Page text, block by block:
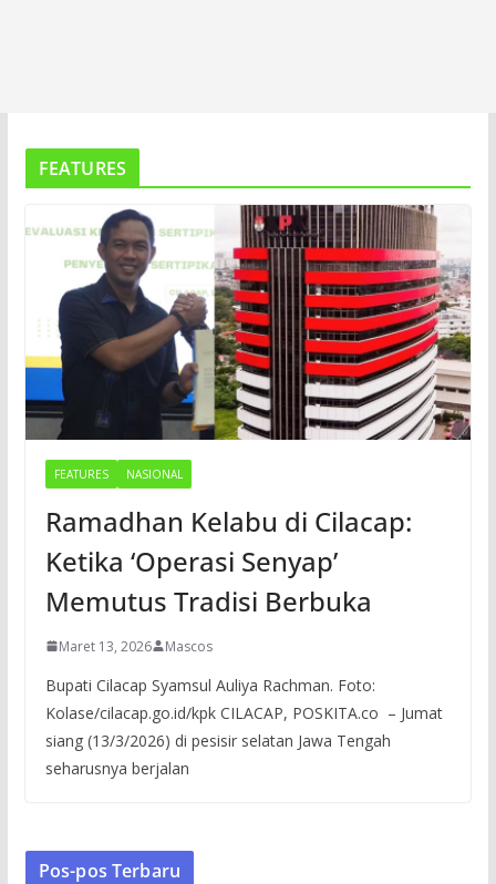
FEATURES
FEATURES NASIONAL
Ramadhan Kelabu di Cilacap:
Ketika ‘Operasi Senyap’
Memutus Tradisi Berbuka
Maret 13, 2026 Mascos
Bupati Cilacap Syamsul Auliya Rachman. Foto:
Kolase/cilacap.go.id/kpk CILACAP, POSKITA.co – Jumat
siang (13/3/2026) di pesisir selatan Jawa Tengah
seharusnya berjalan
Pos-pos Terbaru